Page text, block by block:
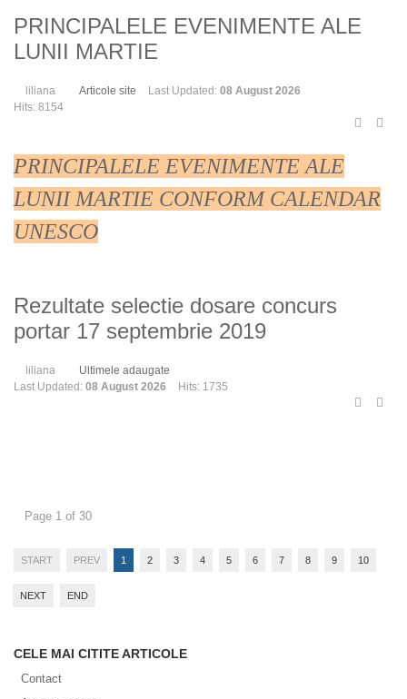
PRINCIPALELE EVENIMENTE ALE
LUNII MARTIE
liliana Articole site Last Updated: 08 August 2026
Hits: 8154
PRINCIPALELE EVENIMENTE ALE
LUNII MARTIE CONFORM CALENDAR
UNESCO
Rezultate selectie dosare concurs
portar 17 septembrie 2019
liliana
Ultimele adaugate
Last Updated: 08 August 2026 Hits: 1735
Page 1 of 30
START PREV 1 2 3 4 5 6 7 8 9 10
NEXT END
CELE MAI CITITE ARTICOLE
Contact